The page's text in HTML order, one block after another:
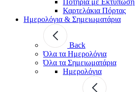
Καρτελάκια Πόρτας
Ημερολόγια & Σημειωματάρια
Back
Όλα τα Ημερολόγια
Όλα τα Σημειωματάρια
Ημερολόγια